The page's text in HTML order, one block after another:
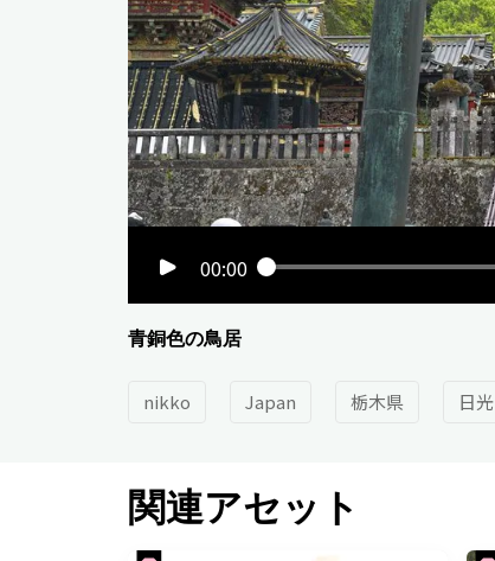
00:00
青銅色の鳥居
nikko Japan 栃木県 日光
関連アセット